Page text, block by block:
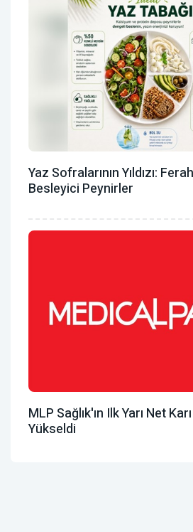
Yaz Sofralarının Yıldızı:
Besleyici Peynirler
MLP Sağlık'ın Ilk Yarı Net
Yükseldi